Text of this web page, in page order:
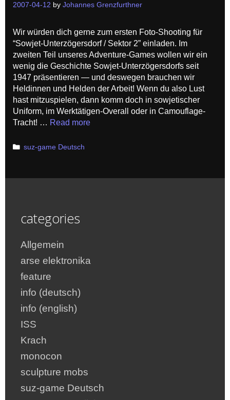
2007-04-12 by Johannes Grenzfurthner
Wir würden dich gerne zum ersten Foto-Shooting für
“Sowjet-Unterzögersdorf / Sektor 2” einladen. Im
zweiten Teil unseres Adventure-Games wollen wir ein
wenig die Geschichte Sowjet-Unterzögersdorfs seit
1947 präsentieren — und deswegen brauchen wir
Heldinnen und Helden der Arbeit! Wenn du also Lust
hast mitzuspielen, dann komm doch in sowjetischer
Uniform, im Werktätigen-Overall oder in Camouflage-
Tracht! … Read more
Categories
suz-game Deutsch
categories
Allgemein
arse elektronika
feature
info (deutsch)
info (english)
ISS
Krach
monocon
sculpture mobs
suz-game Deutsch